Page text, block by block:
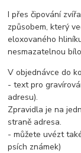
I přes čipování
způsobem, který
eloxovaného
nesmazatelnou
V objednávce do
- text pro
adresu).
Zpravidla je na
straně adresa.
- můžete uvézt
psích známek)